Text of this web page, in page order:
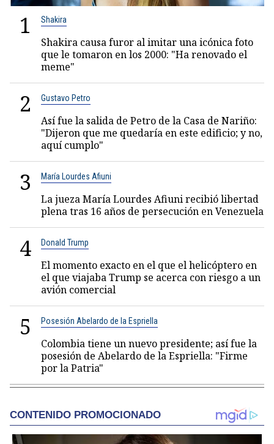
1 Shakira
Shakira causa furor al imitar una icónica foto
que le tomaron en los 2000: "Ha renovado el
meme"
2 Gustavo Petro
Así fue la salida de Petro de la Casa de Nariño:
"Dijeron que me quedaría en este edificio; y no,
aquí cumplo"
3 María Lourdes Afiuni
La jueza María Lourdes Afiuni recibió libertad
plena tras 16 años de persecución en Venezuela
4 Donald Trump
El momento exacto en el que el helicóptero en
el que viajaba Trump se acerca con riesgo a un
avión comercial
5 Posesión Abelardo de la Espriella
Colombia tiene un nuevo presidente; así fue la
posesión de Abelardo de la Espriella: "Firme
por la Patria"